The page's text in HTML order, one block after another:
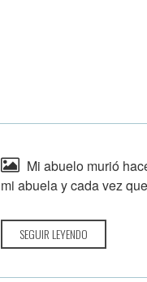
Mi abuelo murió
mi abuela y cada vez
SEGUIR LEYENDO